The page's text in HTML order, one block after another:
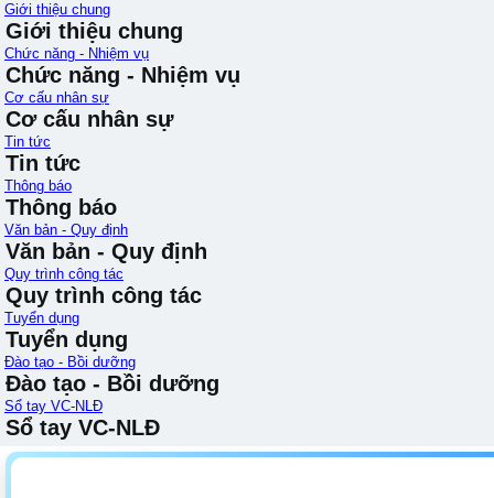
Giới thiệu chung
Giới thiệu chung
Chức năng - Nhiệm vụ
Chức năng - Nhiệm vụ
Cơ cấu nhân sự
Cơ cấu nhân sự
Tin tức
Tin tức
Thông báo
Thông báo
Văn bản - Quy định
Văn bản - Quy định
Quy trình công tác
Quy trình công tác
Tuyển dụng
Tuyển dụng
Đào tạo - Bồi dưỡng
Đào tạo - Bồi dưỡng
Sổ tay VC-NLĐ
Sổ tay VC-NLĐ